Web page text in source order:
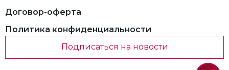
Договор-оферта
Политика конфиденциальности
Подписаться на новости